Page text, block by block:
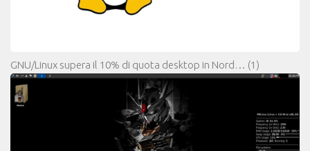
GNU/Linux supera il 10% di quota desktop in Nord… (1)